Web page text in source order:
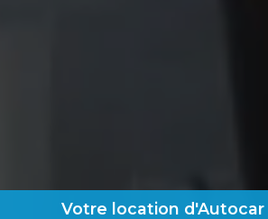
Votre location